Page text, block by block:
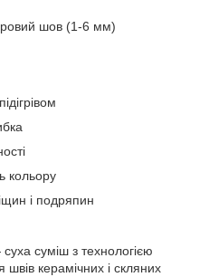
шов (1-6 мм)
кольору
і подряпин
суміш з технологією
керамічних і скляних